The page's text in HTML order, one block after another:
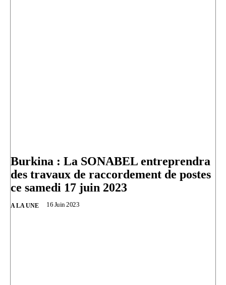
Burkina : La SONABEL entreprendra
des travaux de raccordement de postes
ce samedi 17 juin 2023
A LA UNE 16 Juin 2023